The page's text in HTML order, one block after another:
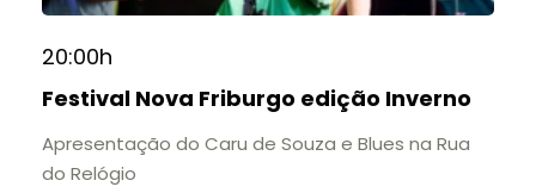
20:00h
Festival Nova Friburgo edição Inverno
Apresentação do Caru de Souza e Blues na Rua
do Relógio